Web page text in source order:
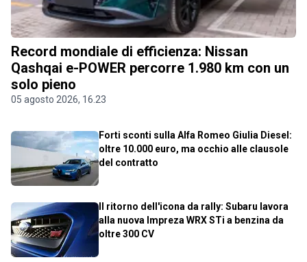
Record mondiale di efficienza: Nissan
Qashqai e-POWER percorre 1.980 km con un
solo pieno
05 agosto 2026, 16.23
Forti sconti sulla Alfa Romeo Giulia Diesel:
oltre 10.000 euro, ma occhio alle clausole
del contratto
Il ritorno dell'icona da rally: Subaru lavora
alla nuova Impreza WRX STi a benzina da
oltre 300 CV